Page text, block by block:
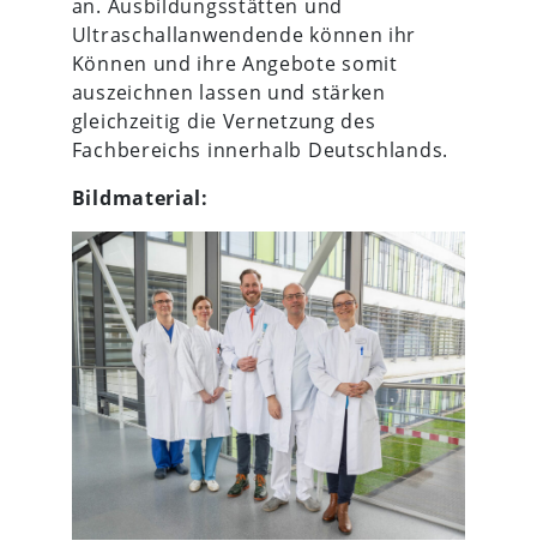
an. Ausbildungsstätten und
Ultraschallanwendende können ihr
Können und ihre Angebote somit
auszeichnen lassen und stärken
gleichzeitig die Vernetzung des
Fachbereichs innerhalb Deutschlands.
Bildmaterial: